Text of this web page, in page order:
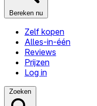
Bereken nu
Zelf kopen
Alles-in-één
Reviews
Prijzen
Log in
Zoeken